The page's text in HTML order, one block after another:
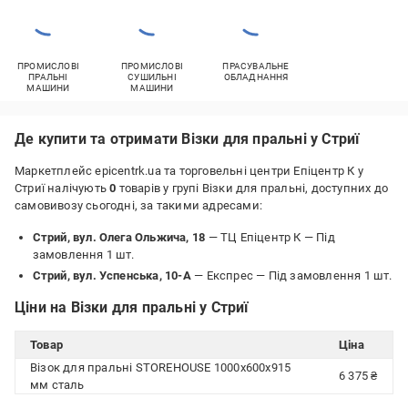
ПРОМИСЛОВІ
ПРАЛЬНІ
МАШИНИ
ПРОМИСЛОВІ
СУШИЛЬНІ
МАШИНИ
ПРАСУВАЛЬНЕ
ОБЛАДНАННЯ
Де купити та отримати Візки для пральні у Стриї
Маркетплейс epicentrk.ua та торговельні центри Епіцентр К у
Стриї налічують0 товарів у групі Візки для пральні, доступних до
самовивозу сьогодні, за такими адресами:
Стрий, вул. Олега Ольжича, 18 — ТЦ Епіцентр К — Під
замовлення 1 шт.
Стрий, вул. Успенська, 10-А— Експрес — Під замовлення 1 шт.
Ціни на Візки для пральні у Стриї
Товар
Ціна
Візок для пральні STOREHOUSE 1000x600х915
мм сталь
6 375 ₴